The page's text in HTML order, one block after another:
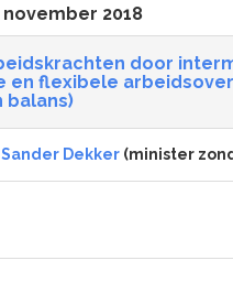
2018
door
en flexibele
balans)
Sander Dekker (minister